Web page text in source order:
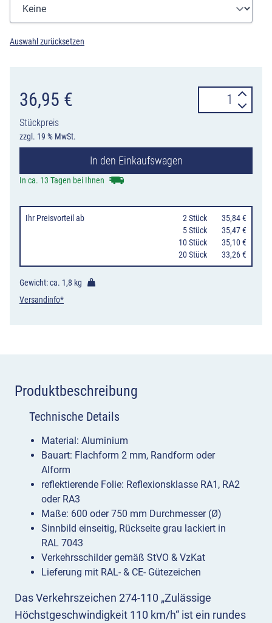
Auswahl zurücksetzen
36,95 €
Stückpreis
zzgl. 19 % MwSt.
274-
Zulässige
Menge
In den Einkaufswagen
In ca. 13 Tagen bei Ihnen
Ihr Preisvorteil ab 2 Stück
35,84 €
5 Stück
35,47 €
10 Stück
35,10 €
20 Stück
33,26 €
Gewicht: ca. 1,8 kg
Versandinfo*
Produktbeschreibung
Das Verkehrszeichen 274-110 „Zulässige
Höchstgeschwindigkeit 110 km/h“ ist ein rundes
Technische Details
Material: Aluminium
Bauart: Flachform 2 mm, Randform oder
Alform
reflektierende Folie: Reflexionsklasse RA1, RA2
oder RA3
Maße: 600 oder 750 mm Durchmesser (Ø)
Sinnbild einseitig, Rückseite grau lackiert in
RAL 7043
Verkehrsschilder gemäß StVO & VzKat
Lieferung mit RAL- & CE- Gütezeichen